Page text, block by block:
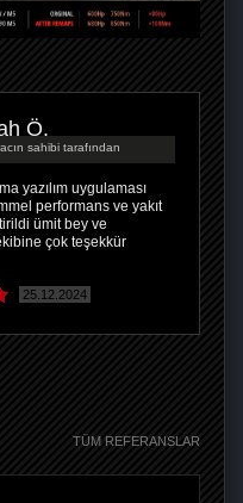
Ö.
sahibi tarafından
yazılım uygulaması
performans ve yakıt
ümit bey ve
çok teşekkür
25.12.2024
TÜM REFERANSLAR